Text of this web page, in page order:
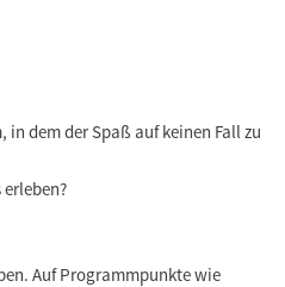
dem der Spaß auf keinen Fall zu
Auf Programmpunkte wie